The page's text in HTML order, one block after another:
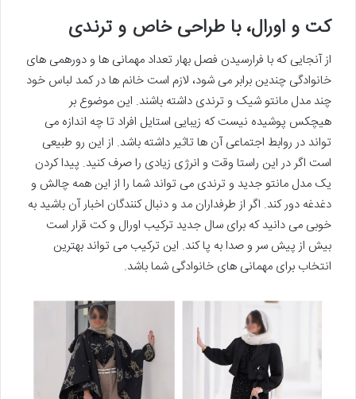
کت و اورال، با طراحی خاص و ترندی
از آنجایی که با فرارسیدن فصل بهار تعداد مهمانی ها و دورهمی های
خانوادگی چندین برابر می شود، لازم است خانم ها در کمد لباس خود
چند مدل مانتو شیک و ترندی داشته باشند. این موضوع بر
هیچکس پوشیده نیست که زیبایی استایل افراد تا چه اندازه می
تواند در روابط اجتماعی آن ها تاثیر داشته باشد. از این رو طبیعی
است اگر در این راستا وقت و انرژی زیادی را صرف کنید. پیدا کردن
یک مدل مانتو جدید و ترندی می تواند شما را از این همه چالش و
دغدغه دور کند. اگر از طرفداران مد و دنبال کنندگان اخبار آن باشید به
خوبی می دانید که برای سال جدید ترکیب اورال و کت قرار است
بیش از پیش سر و صدا به پا کند. این ترکیب می تواند بهترین
انتخاب برای مهمانی های خانوادگی شما باشد.